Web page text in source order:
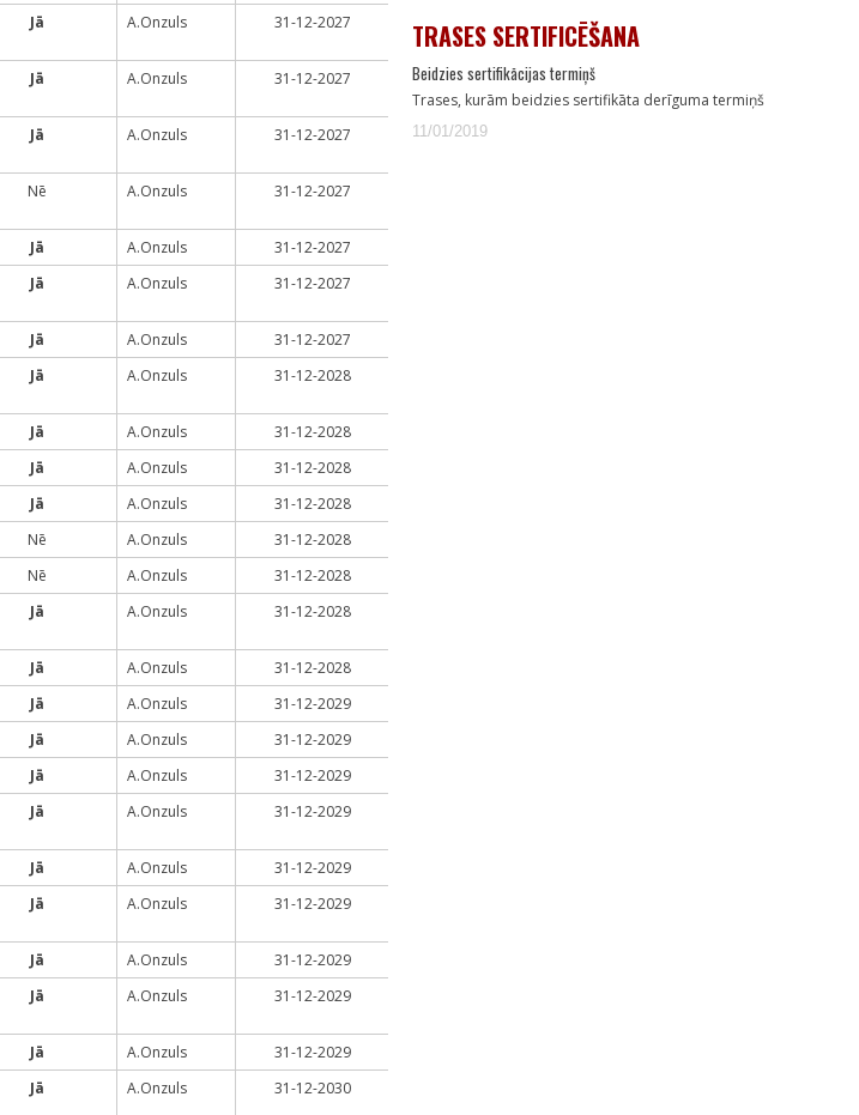
Jā A.Onzuls 31-12-2027
Jā A.Onzuls 31-12-2027
Jā A.Onzuls 31-12-2027
Nē A.Onzuls 31-12-2027
Jā A.Onzuls
31-12-2027
Jā A.Onzuls 31-12-2027
Jā A.Onzuls
31-12-2027
Jā A.Onzuls 31-12-2028
Jā A.Onzuls
31-12-2028
Jā A.Onzuls
31-12-2028
Jā A.Onzuls
31-12-2028
Nē A.Onzuls
31-12-2028
Nē A.Onzuls
31-12-2028
Jā A.Onzuls 31-12-2028
Jā A.Onzuls
31-12-2028
Jā A.Onzuls
31-12-2029
Jā A.Onzuls
31-12-2029
Jā A.Onzuls
31-12-2029
Jā A.Onzuls 31-12-2029
Jā A.Onzuls
31-12-2029
Jā A.Onzuls 31-12-2029
Jā A.Onzuls
31-12-2029
Jā A.Onzuls 31-12-2029
Jā A.Onzuls
31-12-2029
Jā A.Onzuls 31-12-2030
TRASES SERTIFICĒŠANA
Beidzies sertifikācijas termiņš
Trases, kurām beidzies sertifikāta derīguma termiņš
11/01/2019